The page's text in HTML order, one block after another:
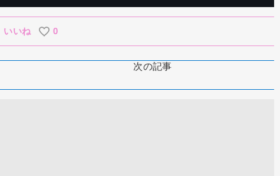
いいね 0
次の記事